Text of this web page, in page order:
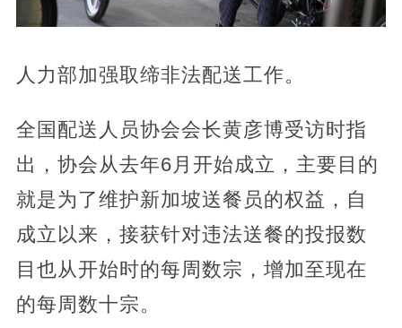
人力部加强取缔非法配送工作。
全国配送人员协会会长黄彦博受访时指
出，协会从去年6月开始成立，主要目的
就是为了维护新加坡送餐员的权益，自
成立以来，接获针对违法送餐的投报数
目也从开始时的每周数宗，增加至现在
的每周数十宗。